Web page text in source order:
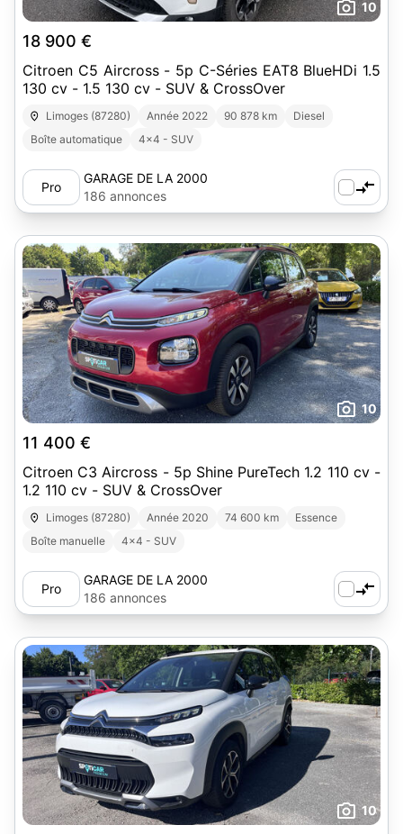
10
18 900 €
Citroen C5 Aircross - 5p C-Séries EAT8 BlueHDi 1.5
130 cv - 1.5 130 cv - SUV & CrossOver
Limoges (87280) Année 2022 90 878 km
Diesel
Boîte automatique
4x4 - SUV
Pro
GARAGE DE LA 2000
186 annonces
10
11 400 €
Citroen C3 Aircross - 5p Shine PureTech 1.2 110 cv -
1.2 110 cv - SUV & CrossOver
Limoges (87280) Année 2020 74 600 km
Essence
Boîte manuelle
4x4 - SUV
Pro
GARAGE DE LA 2000
186 annonces
10